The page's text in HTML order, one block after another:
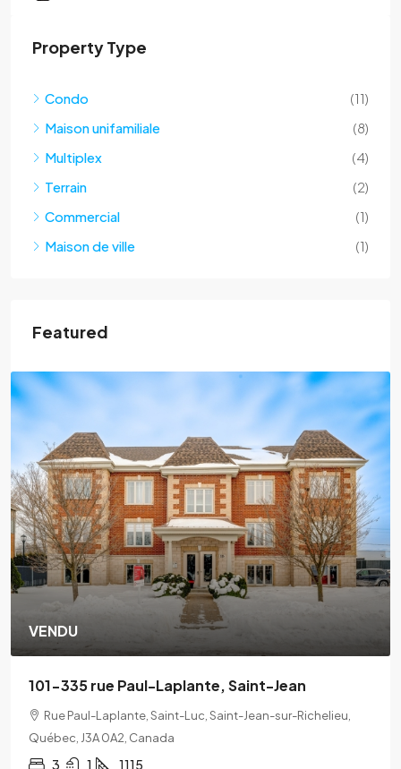
Property Type
Condo
(11)
Maison unifamiliale
(8)
Multiplex
(4)
Terrain
(2)
Commercial
(1)
Maison de ville
(1)
Featured
VENDU
101-335 rue Paul-Laplante, Saint-Jean
Rue Paul-Laplante, Saint-Luc, Saint-Jean-sur-Richelieu,
Québec, J3A 0A2, Canada
3 1 1115